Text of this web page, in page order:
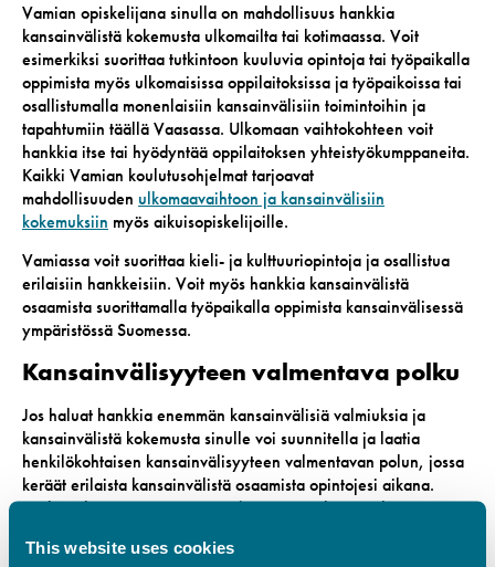
This website uses cookies
Vamian opiskelijana sinulla on mahdollisuus hankkia
kansainvälistä kokemusta ulkomailta tai kotimaassa. Voit
esimerkiksi suorittaa tutkintoon kuuluvia opintoja tai työpaikalla
oppimista myös ulkomaisissa oppilaitoksissa ja työpaikoissa tai
osallistumalla monenlaisiin kansainvälisiin toimintoihin ja
tapahtumiin täällä Vaasassa. Ulkomaan vaihtokohteen voit
hankkia itse tai hyödyntää oppilaitoksen yhteistyökumppaneita.
Kaikki Vamian koulutusohjelmat tarjoavat
mahdollisuuden ulkomaavaihtoon ja kansainvälisiin
kokemuksiin myös aikuisopiskelijoille.
Vamiassa voit suorittaa kieli- ja kulttuuriopintoja ja osallistua
erilaisiin hankkeisiin. Voit myös hankkia kansainvälistä
osaamista suorittamalla työpaikalla oppimista kansainvälisessä
ympäristössä Suomessa.
Kansainvälisyyteen valmentava polku
Jos haluat hankkia enemmän kansainvälisiä valmiuksia ja
kansainvälistä kokemusta sinulle voi suunnitella ja laatia
henkilökohtaisen kansainvälisyyteen valmentavan polun, jossa
keräät erilaista kansainvälistä osaamista opintojesi aikana.
Keskustele vastuuopettajan ja/tai opinto-ohjaajan kanssa.
Vamia Amigos